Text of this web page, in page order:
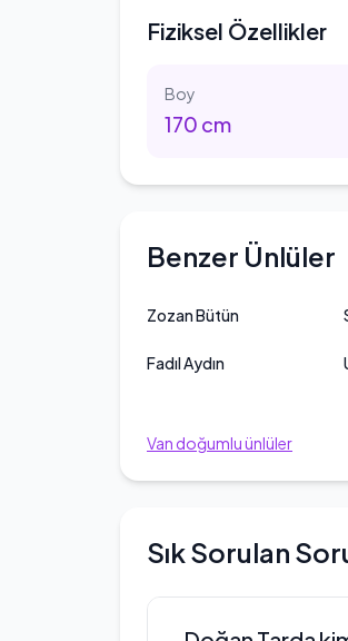
Fiziksel Özellikler
Boy
170 cm
Benzer Ünlüler
Zozan Bütün
Fadıl Aydın
Van doğumlu ünlüler
Sık Sorulan